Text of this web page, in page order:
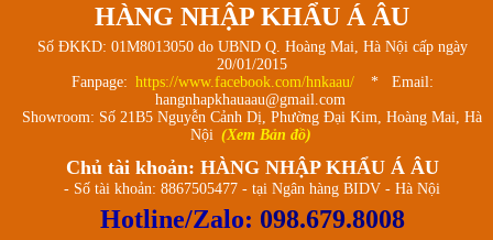
HÀNG NHẬP KHẨU Á ÂU
Số ĐKKD: 01M8013050 do UBND Q. Hoàng Mai, Hà Nội cấp ngày
20/01/2015
Fanpage: https://www.facebook.com/hnkaau/
* Email:
hangnhapkhauaau@gmail.com
Showroom: Số 21B5 Nguyễn Cảnh Dị, Phường Đại Kim, Hoàng Mai, Hà
Nội (Xem Bản đồ)
Chủ tài khoản: HÀNG NHẬP KHẨU Á ÂU
- Số tài khoản: 8867505477 - tại Ngân hàng BIDV - Hà Nội
Hotline/Zalo: 098.679.8008